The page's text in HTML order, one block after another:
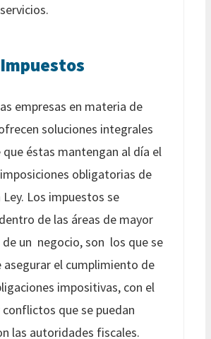
empresas en materia de
soluciones integrales
éstas mantengan al día el
obligatorias de
Los impuestos se
de las áreas de mayor
un negocio, son los que se
asegurar el cumplimiento de
impositivas, con el
que se puedan
las autoridades fiscales.